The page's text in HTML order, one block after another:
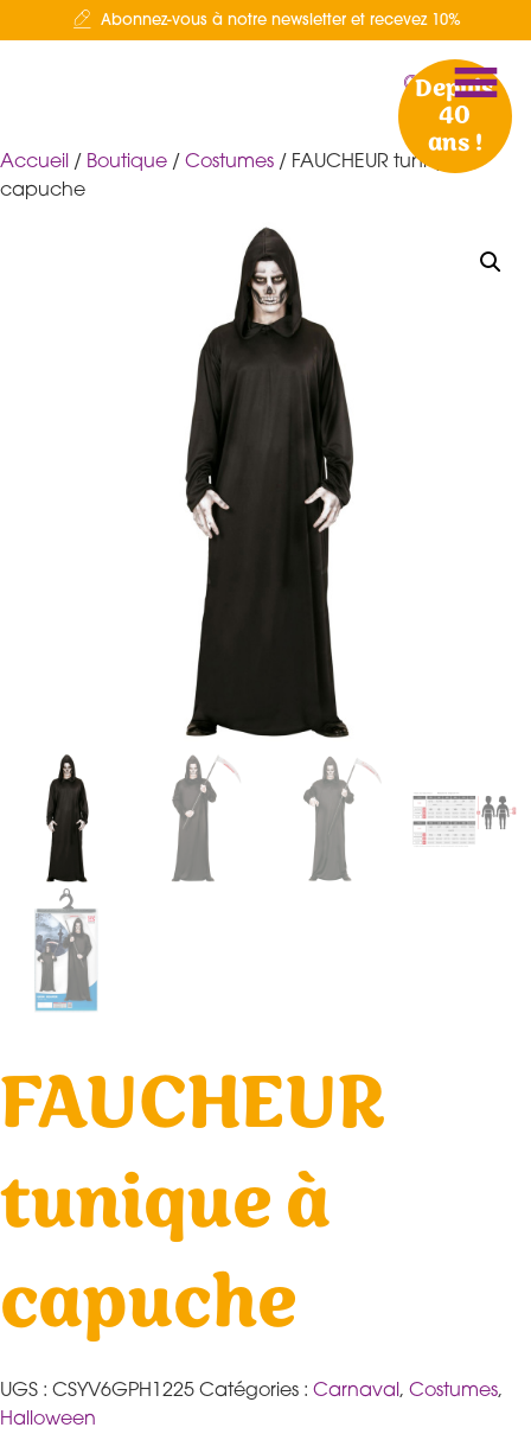
Abonnez-vous à notre newsletter et recevez 10%
Depuis
40
ans !
Accueil / Boutique / Costumes / FAUCHEUR tunique à
capuche
FAUCHEUR
tunique à
capuche
UGS : CSYV6GPH1225 Catégories : Carnaval, Costumes,
Halloween